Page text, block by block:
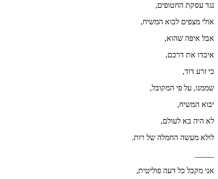
נגד עסקת החטופים,
אולי מצפים לבוא המשיח,
אבל איפה שהוא,
איבדו את דרכם,
כי זרע דוד,
שממנו, על פי המקובל,
יבוא המשיח,
לא היה בא לעולם,
לולא מעשה החמלה של רות.
אני מקבל כל דעה פוליטית,